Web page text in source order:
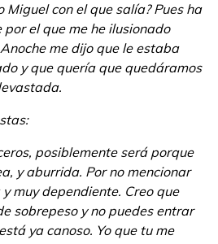
Miguel con el que salía? Pues ha
el que me he ilusionado
me dijo que le estaba
y que quería que quedáramos
posiblemente será porque
y aburrida. Por no mencionar
muy dependiente. Creo que
sobrepeso y no puedes entrar
ya canoso. Yo que tu me